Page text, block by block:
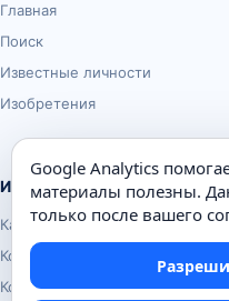
Главная
Поиск
Известные личности
Изобретения
Информация
Карта сайта
Контакты
Конфиденциальность
Google Analytics
материалы полезны.
только после вашего